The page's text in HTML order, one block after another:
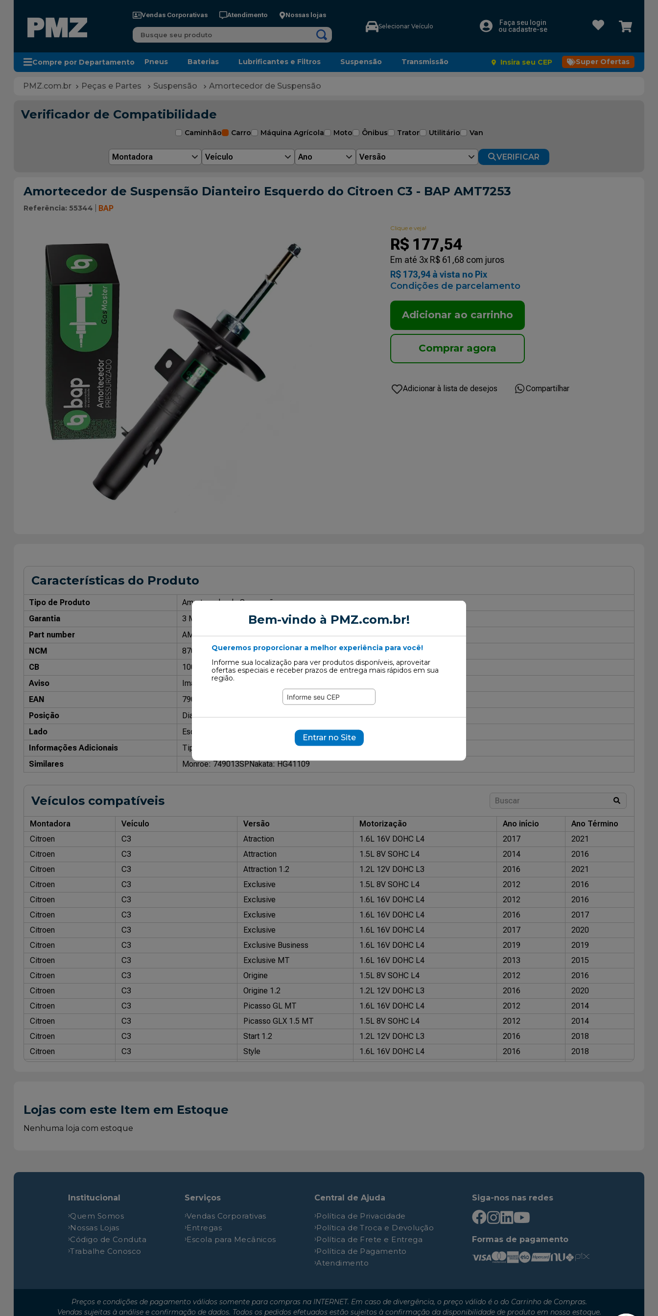
Bem-vindo à PMZ.com.br!
Queremos proporcionar a melhor experiência para você!
Informe sua localização para ver produtos disponíveis, aproveitar
ofertas especiais e receber prazos de entrega mais rápidos em sua
região.
Entrar no Site
Vendas Corporativas Atendimento Nossas lojas
Busque seu produto Selecionar Veículo
Faça seu login
ou cadastre-se
Compre por Departamento Pneus Baterias Lubrificantes e Filtros Suspensão Transmissão Insira seu CEP Super Ofertas
Peças e Partes Suspensão Amortecedor de Suspensão
Verificador de Compatibilidade
Caminhão Carro Máquina Agrícola Moto Ônibus Trator Utilitário Van
Montadora Veículo Ano Versão VERIFICAR
Amortecedor de Suspensão Dianteiro Esquerdo do Citroen C3 - BAP AMT7253
Referência: 55344 BAP
Clique e veja!
R$ 177,54
Em até 3x R$ 61 ,68 com juros
R$ 173,94à vista no Pix
Condições de parcelamento
Adicionar ao carrinho
Compartilhar
Características do Produto
Tipo de Produto
Amortecedor de Suspensão
Garantia
3 Meses
Part number
AMT7253
NCM
87088000
CB
10098002202
Aviso
Imagens meramente ilustrativas.
EAN
7908680411969
Posição
Dianteiro
Lado
Esquerdo
Informações Adicionais
Tipo: Pressurizado HG (Gás)
Similares
Monroe: 749013SPNakata: HG41109
Veículos compatíveis
Montadora Veículo Versão Motorização Ano início
Ano Término
Citroen
C3 Atraction 1.6L 16V DOHC L4 2017
2021
Citroen
C3 Attraction 1.5L 8V SOHC L4 2014
2016
Citroen
C3 Attraction 1.2 1.2L 12V DOHC L3 2016
2021
Citroen
C3 Exclusive 1.5L 8V SOHC L4 2012
2016
Citroen
C3 Exclusive 1.6L 16V DOHC L4 2012
2016
Citroen
C3 Exclusive 1.6L 16V DOHC L4 2016
2017
Citroen
C3 Exclusive 1.6L 16V DOHC L4 2017
2020
Citroen
C3 Exclusive Business 1.6L 16V DOHC L4 2019
2019
Citroen
C3 Exclusive MT 1.6L 16V DOHC L4 2013
2015
Citroen
C3 Origine 1.5L 8V SOHC L4 2012
2016
Citroen
C3 Origine 1.2 1.2L 12V DOHC L3 2016
2020
Citroen
C3 Picasso GL MT 1.6L 16V DOHC L4 2012
2014
Citroen
C3 Picasso GLX 1.5 MT 1.5L 8V SOHC L4 2012
2014
Citroen
C3 Start 1.2 1.2L 12V DOHC L3 2016
2018
Citroen
C3 Style 1.6L 16V DOHC L4 2016
2018
Citroen
C3
Citroen
C3
Lojas com este Item em Estoque
Nenhuma loja com estoque
Institucional
Quem Somos
Nossas Lojas
Código de Conduta
Trabalhe Conosco
Serviços
Vendas Corporativas
Entregas
Escola para Mecânicos
Central de Ajuda
Política de Privacidade
Política de Troca e Devolução
Política de Frete e Entrega
Política de Pagamento
Atendimento
Siga-nos nas redes
Formas de pagamento
Preços e condições de pagamento válidos somente para compras na INTERNET. Em caso de divergência, o preço válido é o do Carrinho de Compras.
Vendas sujeitas à análise e confirmação de dados. Todos os pedidos efetuados estão sujeitos à confirmação da disponibilidade de produto em nosso estoque.